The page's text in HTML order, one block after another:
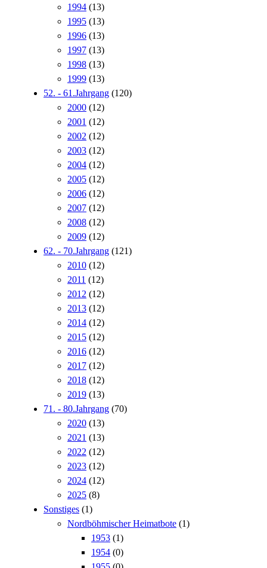
1994 (13)
1995 (13)
1996 (13)
1997 (13)
1998 (13)
1999 (13)
52. - 61.Jahrgang (120)
2000 (12)
2001 (12)
2002 (12)
2003 (12)
2004 (12)
2005 (12)
2006 (12)
2007 (12)
2008 (12)
2009 (12)
62. - 70.Jahrgang (121)
2010 (12)
2011 (12)
2012 (12)
2013 (12)
2014 (12)
2015 (12)
2016 (12)
2017 (12)
2018 (12)
2019 (13)
71. - 80.Jahrgang (70)
2020 (13)
2021 (13)
2022 (12)
2023 (12)
2024 (12)
2025 (8)
Sonstiges (1)
Nordböhmischer Heimatbote (1)
1953 (1)
1954 (0)